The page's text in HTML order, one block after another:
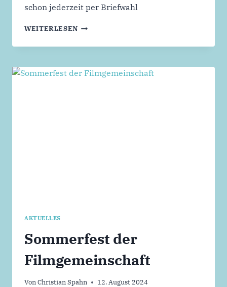
schon jederzeit per Briefwahl
WEITERLESEN PLAKATIERUNG
HAINBURG
DANKE
AN
AKTUELLES
Sommerfest der
Filmgemeinschaft
VonChristian Spahn 12. August 2024